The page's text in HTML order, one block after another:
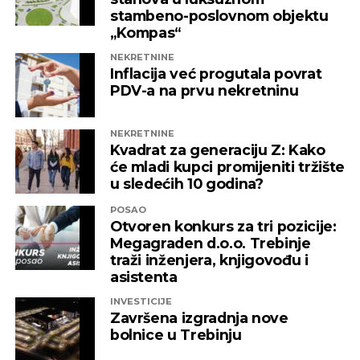
nadležne institucije da što prije pronađu
adekvatno rješenje kako ni jedna druga
domaća kompanija u budućnosti ne bi bila
izložena nezabilježenoj diskriminaciji”
saopšteno je iz “Invictusa”.
Kažu i da su sada izloženi potezima koji nemaju bilo
kakve veze sa normalnim poslovanjem i
poštovanjem zakonskih normi, a da ih relevantne
institucije kao savjesnog poslovnog subjekta nisu u
stanju zaštiti, zbog čega moraju priznati da je teško
pronaći adekvatniji odgovor koji ne bi uključivao
ozbiljnije rezove u samoj kompaniji.
Podsjetimo, 18. juna ove godine američka
uvela je sankcije nizu kompanija koje “čine mrežu
podrške predsjedniku Republike Srpske Miloradu
Dodiku”, a “Infinity International” se našao među
stambeno-poslovnom objektu
„Kompas“
NEKRETNINE
Inflacija već progutala povrat
PDV-a na prvu nekretninu
NEKRETNINE
Kvadrat za generaciju Z: Kako
će mladi kupci promijeniti tržište
u sledećih 10 godina?
POSAO
Otvoren konkurs za tri pozicije:
Megagraden d.o.o. Trebinje
traži inženjera, knjigovođu i
asistenta
INVESTICIJE
Završena izgradnja nove
bolnice u Trebinju